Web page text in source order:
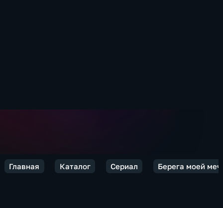
Главная Каталог Сериал Берега моей